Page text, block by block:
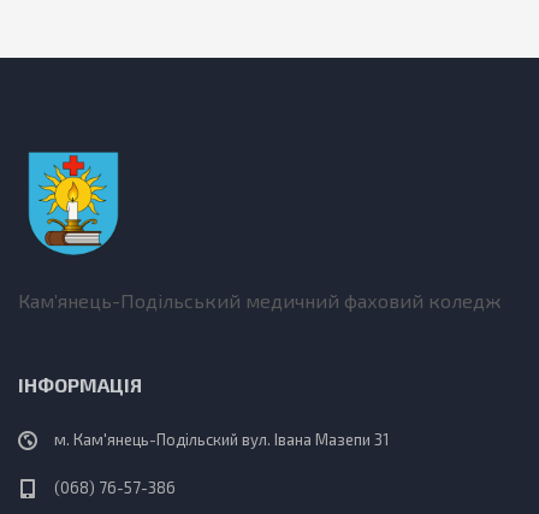
Кам’янець-Подільський медичний фаховий коледж
ІНФОРМАЦІЯ
м. Кам'янець-Подільский вул. Івана Мазепи 31
(068) 76-57-386